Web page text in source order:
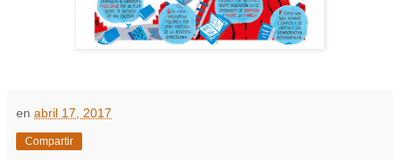
en abril 17, 2017
Compartir